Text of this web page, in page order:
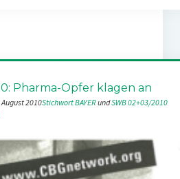
Pharma-Opfer klagen an
August 2010Stichwort BAYER und SWB 02+03/2010